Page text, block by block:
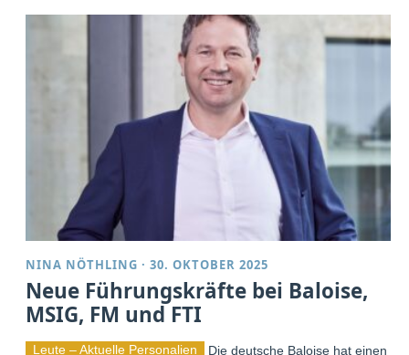
NINA NÖTHLING ·30. OKTOBER 2025
Neue Führungskräfte bei Baloise,
MSIG, FM und FTI
Leute – Aktuelle Personalien Die deutsche Baloise hat einen